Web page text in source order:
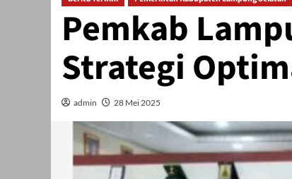
Pemkab
Strategi
admin 28 Mei 2025